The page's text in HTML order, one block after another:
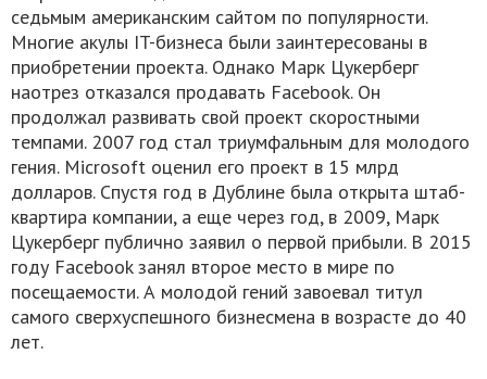
седьмым американским сайтом по популярности.
Многие акулы IT-бизнеса были заинтересованы в
приобретении проекта. Однако Марк Цукерберг
наотрез отказался продавать Facebook. Он
продолжал развивать свой проект скоростными
темпами. 2007 год стал триумфальным для молодого
гения. Microsoft оценил его проект в 15 млрд
долларов. Спустя год в Дублине была открыта штаб-
квартира компании, а еще через год, в 2009, Марк
Цукерберг публично заявил о первой прибыли. В 2015
году Facebook занял второе место в мире по
посещаемости. А молодой гений завоевал титул
самого сверхуспешного бизнесмена в возрасте до 40
лет.